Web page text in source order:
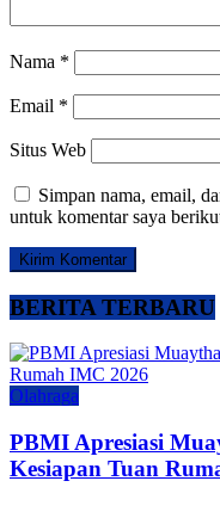
Nama *
Email *
Situs Web
Simpan nama, email,
untuk komentar saya
BERITA TERBARU
Olahraga
PBMI Apresiasi
Kesiapan Tuan